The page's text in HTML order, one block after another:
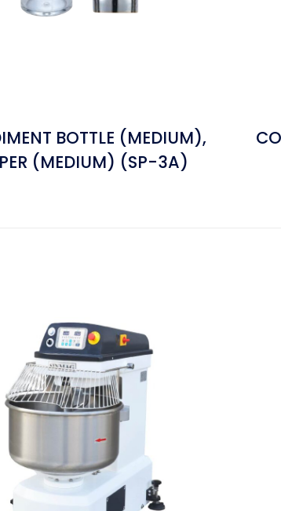
BOTTLE (MEDIUM),
(MEDIUM) (SP-3A)